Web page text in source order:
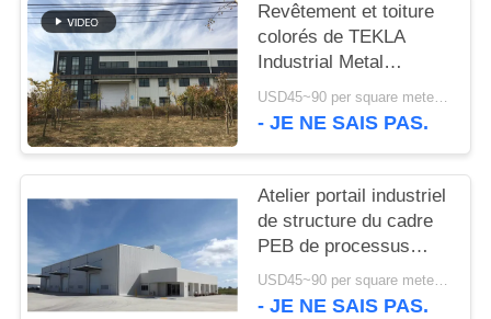
POLITIQUE
DE
CONFIDENTIALITÉ
Revêtement et toiture
colorés de TEKLA
Industrial Metal
Workshop Building
USD45~90 per square meter MOQ:1000 mètres carrés
- JE NE SAIS PAS.
Atelier portail industriel
de structure du cadre
PEB de processus
établissant la norme de
l'OIN
USD45~90 per square meter MOQ:1000 mètres carrés
- JE NE SAIS PAS.